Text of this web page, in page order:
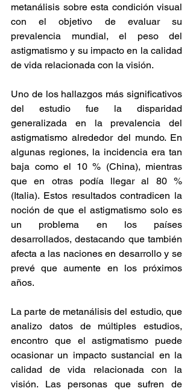
metanálisis sobre esta condición visual
con el objetivo de evaluar su
prevalencia mundial, el peso del
astigmatismo y su impacto en la calidad
de vida relacionada con la visión.
Uno de los hallazgos más significativos
del estudio fue la disparidad
generalizada en la prevalencia del
astigmatismo alrededor del mundo. En
algunas regiones, la incidencia era tan
baja como el 10 % (China), mientras
que en otras podía llegar al 80 %
(Italia). Estos resultados contradicen la
noción de que el astigmatismo solo es
un problema en los países
desarrollados, destacando que también
afecta a las naciones en desarrollo y se
prevé que aumente en los próximos
años.
La parte de metanálisis del estudio, que
analizo datos de múltiples estudios,
encontro que el astigmatismo puede
ocasionar un impacto sustancial en la
calidad de vida relacionada con la
visión. Las personas que sufren de